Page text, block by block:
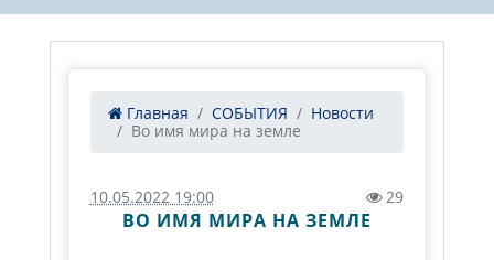
Главная СОБЫТИЯ
Новости
Во имя мира на земле
10.05.2022 19:00 29
ВО ИМЯ МИРА НА ЗЕМЛЕ